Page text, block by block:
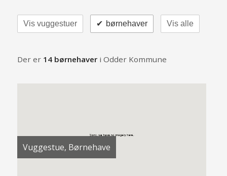
Vis vuggestuer børnehaver
✔ Vis alle
Der er 14 børnehaveri Odder Kommune
Vuggestue, Børnehave